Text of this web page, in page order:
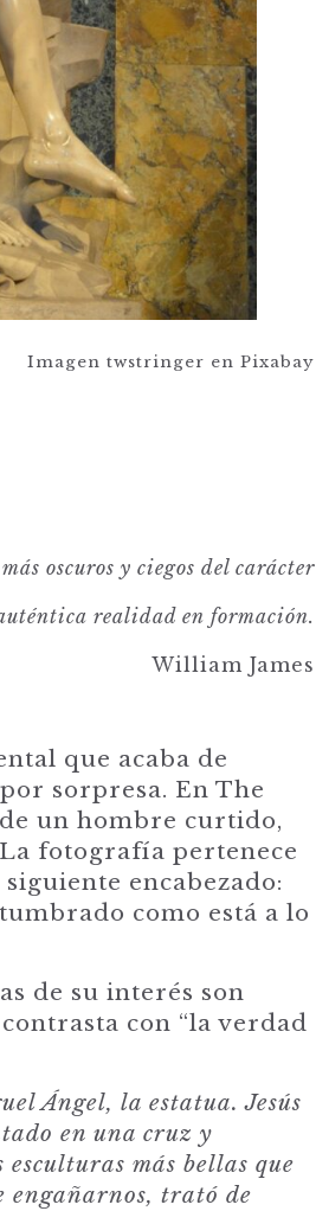
Imagen twstringer en Pixabay
oscuros y ciegos del carácter
realidad en formación.
William James
que acaba de
sorpresa. En The
un hombre curtido,
fotografía pertenece
encabezado:
como está a lo
de su interés son
con “la verdad
Ángel, la estatua. Jesús
en una cruz y
más bellas que
engañarnos, trató de